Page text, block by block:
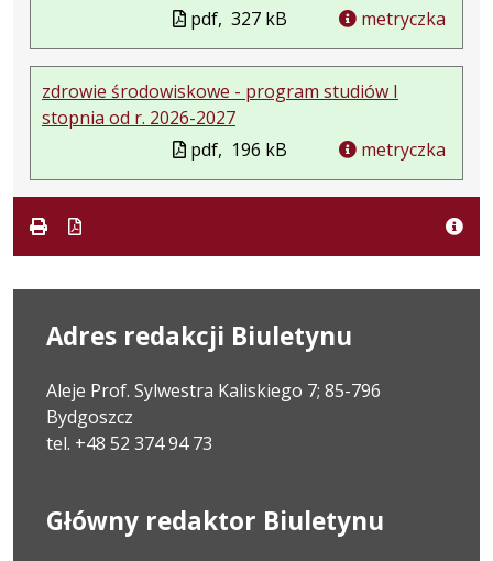
pdf, 327 kB metryczka
zdrowie środowiskowe - program studiów I
stopnia od r. 2026-2027
pdf, 196 kB metryczka
Adres redakcji Biuletynu
Aleje Prof. Sylwestra Kaliskiego 7; 85-796
Bydgoszcz
tel. +48 52 374 94 73
Główny redaktor Biuletynu